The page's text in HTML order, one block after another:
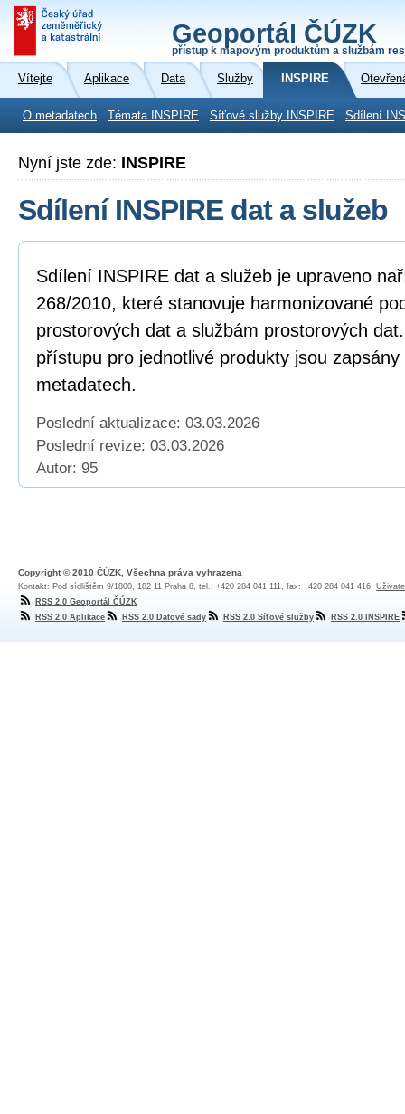
Geoportál ČÚZK
přístup k mapovým produktům a službám
Vítejte Aplikace Data Služby INSPIRE
O metadatech Témata INSPIRE Síťové služby INSPIRE Sdílení
Nyní jste zde: INSPIRE
Sdílení INSPIRE dat a služeb
Sdílení INSPIRE dat a služeb je upraveno
268/2010, které stanovuje harmonizované
prostorových dat a službám prostorových
přístupu pro jednotlivé produkty jsou
metadatech.
Poslední aktualizace: 03.03.2026
Poslední revize: 03.03.2026
Autor: 95
Copyright © 2010 ČÚZK, Všechna práva vyhrazena
Kontakt: Pod sídlištěm 9/1800, 182 11 Praha 8, tel.: +420 284 041 111, fax: +420 284 041 416,
RSS 2.0 Geoportál ČÚZK
RSS 2.0 Aplikace
RSS 2.0 Datové sady RSS 2.0 Síťové služby RSS 2.0 INSPIRE